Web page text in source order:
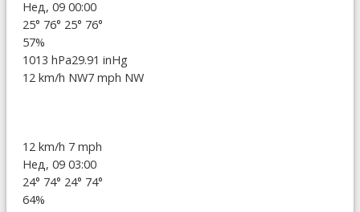
Нед, 09 00:00
25° 76° 25° 76°
57%
1013 hPa29.91 inHg
12 km/h NW7 mph NW
12 km/h 7 mph
Нед, 09 03:00
24° 74° 24° 74°
64%